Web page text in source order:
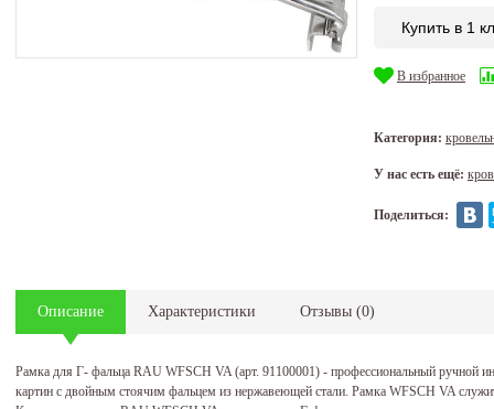
Купить в 1
В избранное
Категория:
У нас есть ещё:
Поделиться:
Описание Характеристики Отзывы (0)
Рамка для Г- фальца RAU WFSCH VA (арт. 91100001) - профессиональный ручной
картин с двойным стоячим фальцем из нержавеющей стали. Рамка WFSCH VA